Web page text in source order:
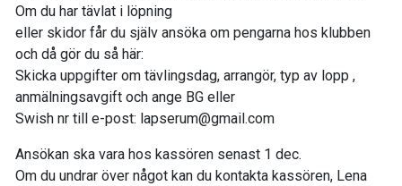
Om du har tävlat i löpning
eller skidor får du själv ansöka om pengarna hos klubben
och då gör du så här:
Skicka uppgifter om tävlingsdag, arrangör, typ av lopp ,
anmälningsavgift och ange BG eller
Swish nr till e-post: lapserum@gmail.com
Ansökan ska vara hos kassören senast 1 dec.
Om du undrar över något kan du kontakta kassören, Lena